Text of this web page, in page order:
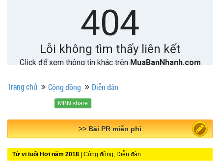
Trang chủ Cộng đồng Diễn đàn
MBN share
>> Quảng cáo miễn phí
Tử vi tuổi Hợi năm 2018 | Cộng đồng, Diễn đàn